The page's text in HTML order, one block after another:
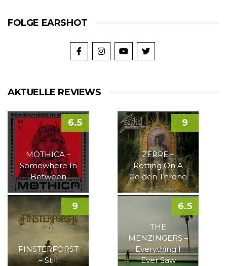
FOLGE EARSHOT
AKTUELLE REVIEWS
MOTHICA –
Somewhere In
Between
6.5
ZERRE –
Rotting On A
Golden Throne
9
FINSTERFORST
– Still
9
THE
MENZINGERS –
Everything I
Ever Saw
6.5